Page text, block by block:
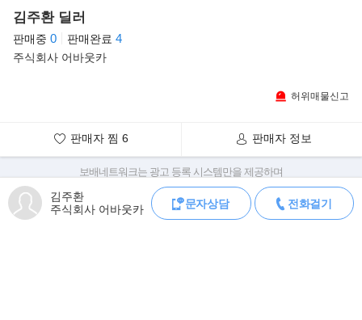
- 깔끔하게 관리된 내/외관 보유
- 옵션으로 네비/후방캠/썬루프/크루즈컨트롤/열선.통풍.전동.메모
리시트 등..
0km/h에서 100km/h 도달 시간은 1초가 줄어든 4.4초다.
김주환 딜러
판매중 0 판매완료 4
주식회사 어바웃카
허위매물신고
판매자 찜 6 판매자 정보
김주환
주식회사 어바웃카
문자상담 전화걸기
보배네트워크는 광고 등록 시스템만을 제공하며
판매자가 직접 등록한 내용에 대한 모든 책임은 판매자에게 있습니다.
차량 구매 시 차량등록증, 성능점검기록부, 실제 차량 상태,
차대번호 조회로 직접 정보를 확인하세요.